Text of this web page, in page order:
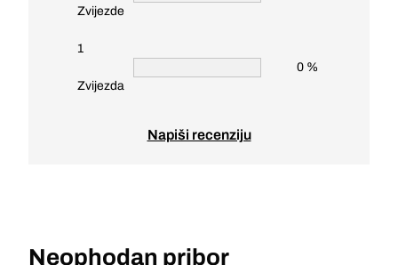
Zvijezde
1
Zvijezda
0 %
Napiši recenziju
Neophodan pribor